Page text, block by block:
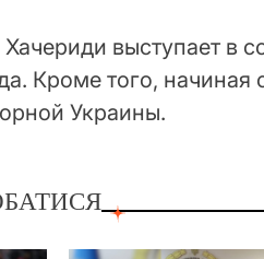
выступает в
Кроме того, начиная
Украины.